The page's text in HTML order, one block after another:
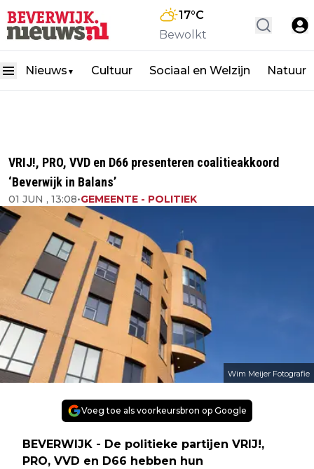
17°C
Bewolkt
Nieuws ▼ Cultuur Sociaal en Welzijn Natuur
VRIJ!, PRO, VVD en D66 presenteren coalitieakkoord
‘Beverwijk in Balans’
01 JUN , 13:08•GEMEENTE - POLITIEK
Wim Meijer Fotografie
Voeg toe als voorkeursbron op Google
BEVERWIJK - De politieke partijen VRIJ!,
PRO, VVD en D66 hebben hun